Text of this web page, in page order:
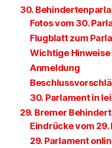
30.
Fotos vom 30.
Flugblatt zum
Wichtige Hinweise
Anmeldung
30. Parlament in
29. Bremer
Eindrücke vom 29.
29. Parlament